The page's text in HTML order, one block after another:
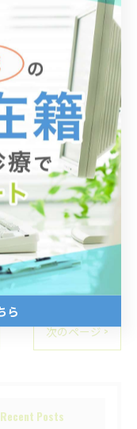
ながり、脳や心臓
治療を受け、生活
る「医療法人晴聖
いしております。
ントロールをサポ
さい。
次のページ >
Recent Posts
ら